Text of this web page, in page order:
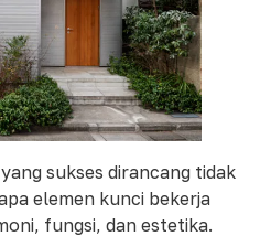
sukses dirancang tidak
elemen kunci bekerja
fungsi, dan estetika.